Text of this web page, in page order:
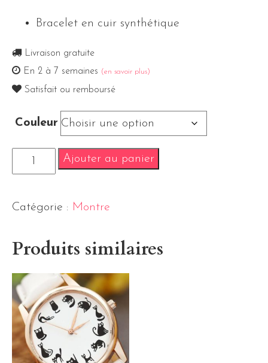
Bracelet en cuir synthétique
Livraison gratuite
En 2 à 7 semaines (en savoir plus)
Satisfait ou remboursé
Couleur
Ajouter au panier
Catégorie : Montre
Produits similaires